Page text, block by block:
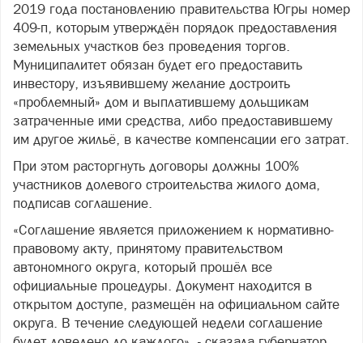
2019 года постановлению правительства Югры номер
409-п, которым утверждён порядок предоставления
земельных участков без проведения торгов.
Муниципалитет обязан будет его предоставить
инвестору, изъявившему желание достроить
«проблемный» дом и выплатившему дольщикам
затраченные ими средства, либо предоставившему
им другое жильё, в качестве компенсации его затрат.
При этом расторгнуть договоры должны 100%
участников долевого строительства жилого дома,
подписав соглашение.
«Соглашение является приложением к нормативно-
правовому акту, принятому правительством
автономного округа, который прошёл все
официальные процедуры. Документ находится в
открытом доступе, размещён на официальном сайте
округа. В течение следующей недели соглашение